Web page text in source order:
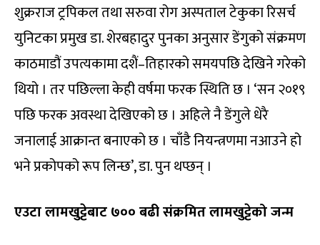
शुक्रराज ट्रपिकल तथा सरुवा रोग अस्पताल टेकुका रिसर्च
युनिटका प्रमुख डा. शेरबहादुर पुनका अनुसार डेंगुको संक्रमण
काठमाडौं उपत्यकामा दशैं–तिहारको समयपछि देखिने गरेको
थियो । तर पछिल्ला केही वर्षमा फरक स्थिति छ । ‘सन २०१९
पछि फरक अवस्था देखिएको छ । अहिले नै डेंगुले धेरै
जनालाई आक्रान्त बनाएको छ । चाँडै नियन्त्रणमा नआउने हो
भने प्रकोपको रूप लिन्छ’, डा. पुन थप्छन् ।
एउटा लामखुट्टेबाट ७०० बढी संक्रमित लामखुट्टेको जन्म